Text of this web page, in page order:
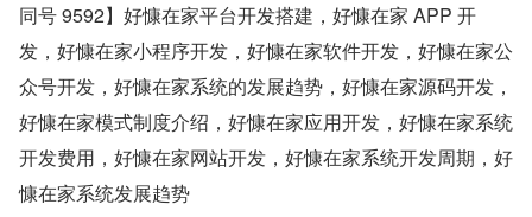
同号 9592】好慷在家平台开发搭建，好慷在家 APP 开
发，好慷在家小程序开发，好慷在家软件开发，好慷在家公
众号开发，好慷在家系统的发展趋势，好慷在家源码开发，
好慷在家模式制度介绍，好慷在家应用开发，好慷在家系统
开发费用，好慷在家网站开发，好慷在家系统开发周期，好
慷在家系统发展趋势